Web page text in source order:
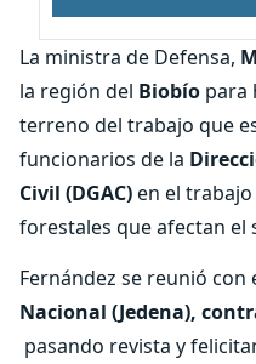
La ministra de Defensa,
la región del Biobío para
terreno del trabajo que
funcionarios de la
Civil (DGAC)en el
forestales que afectan el
Fernández se reunió con
Nacional (Jedena),
pasando revista y